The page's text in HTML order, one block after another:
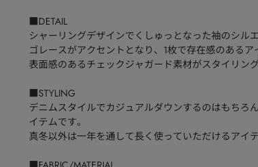
■DETAIL
シャーリングデザインでくしゅっとなった袖のシル
ゴレースがアクセントとなり、1枚で存在感のあるア
表面感のあるチェックジャガード素材がスタイリン
■STYLING
デニムスタイルでカジュアルダウンするのはもちろ
イテムです。
真冬以外は一年を通して長く使っていただけるアイテ